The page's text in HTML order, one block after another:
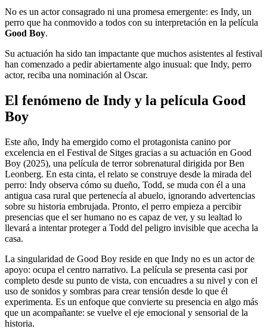
No es un actor consagrado ni una promesa emergente: es Indy, un
perro que ha conmovido a todos con su interpretación en la película
Good Boy.
Su actuación ha sido tan impactante que muchos asistentes al festival
han comenzado a pedir abiertamente algo inusual: que Indy, perro
actor, reciba una nominación al Oscar.
El fenómeno de Indy y la película Good
Boy
Este año, Indy ha emergido como el protagonista canino por
excelencia en el Festival de Sitges gracias a su actuación en Good
Boy (2025), una película de terror sobrenatural dirigida por Ben
Leonberg. En esta cinta, el relato se construye desde la mirada del
perro: Indy observa cómo su dueño, Todd, se muda con él a una
antigua casa rural que pertenecía al abuelo, ignorando advertencias
sobre su historia embrujada. Pronto, el perro empieza a percibir
presencias que el ser humano no es capaz de ver, y su lealtad lo
llevará a intentar proteger a Todd del peligro invisible que acecha la
casa.
La singularidad de Good Boy reside en que Indy no es un actor de
apoyo: ocupa el centro narrativo. La película se presenta casi por
completo desde su punto de vista, con encuadres a su nivel y con el
uso de sonidos y sombras para crear tensión desde lo que él
experimenta. Es un enfoque que convierte su presencia en algo más
que un acompañante: se vuelve el eje emocional y sensorial de la
historia.